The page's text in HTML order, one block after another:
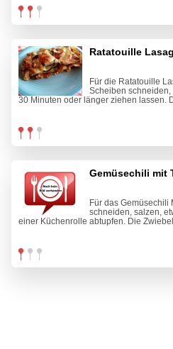
Ratatouille
Für die Ratatouille
Scheiben
30 Minuten oder länger ziehen lassen.
Gemüsechili mit
Für das Gemüsechili
schneiden, salzen,
einer Küchenrolle abtupfen. Die